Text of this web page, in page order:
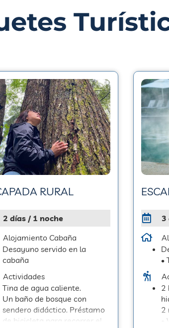
RURAL
2 días / 1 noche
Alojamiento Cabaña
Desayuno servido en la
cabaña
Actividades
Tina de agua caliente.
Un baño de bosque con
sendero didáctico. Préstamo
de bicicleta para recorrer el
3
•
2
2